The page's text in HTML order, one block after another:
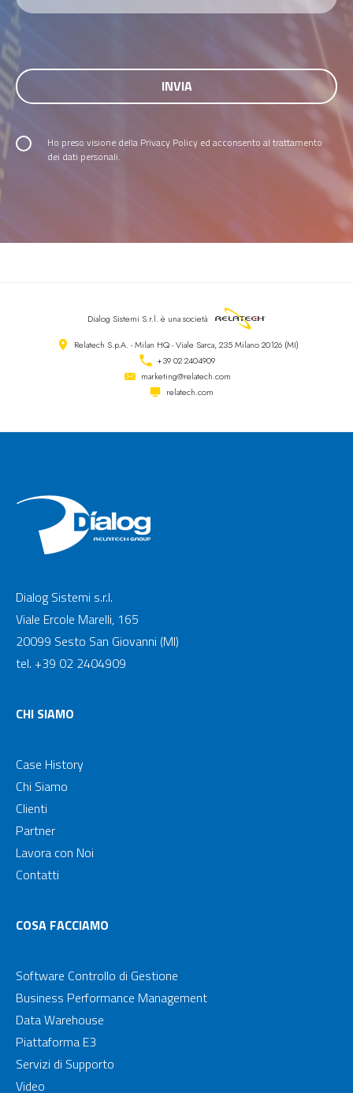
Ho preso visione della Privacy Policy ed acconsento al trattamento
dei dati personali.
Dialog Sistemi S.r.l. è una società
Relatech S.p.A. - Milan HQ - Viale Sarca, 235 Milano 20126 (MI)
+39 02 2404909
marketing@relatech.com
relatech.com
Dialog Sistemi s.r.l.
Viale Ercole Marelli, 165
20099 Sesto San Giovanni (MI)
tel. +39 02 2404909
CHI SIAMO
Case History
Chi Siamo
Clienti
Partner
Lavora con Noi
Contatti
COSA FACCIAMO
Software Controllo di Gestione
Business Performance Management
Data Warehouse
Piattaforma E3
Servizi di Supporto
Video